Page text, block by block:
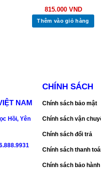
815.000 VND
Thêm vào giỏ hàng
NAM
Hồi, Yên
CHÍNH SÁCH
Chính sách bảo mật
Chính sách vận
Chính sách đổi trả
Chính sách thanh
Chính sách bảo hành